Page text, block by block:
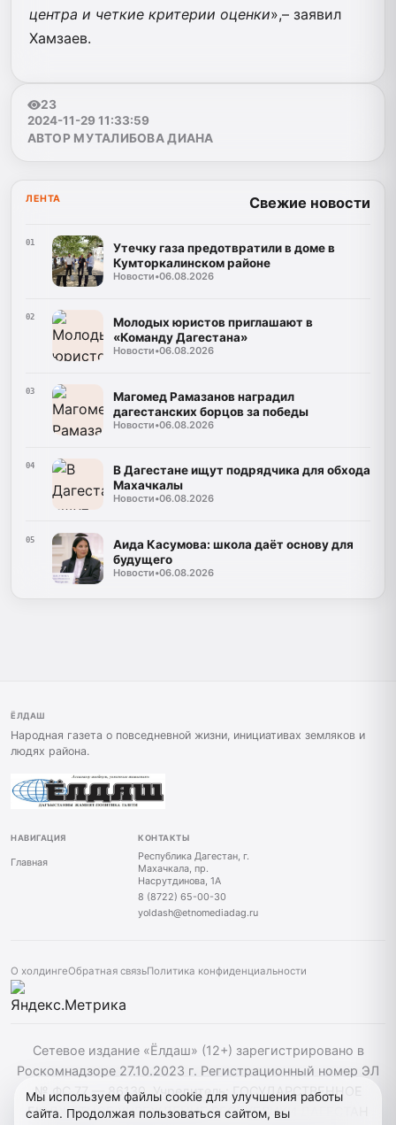
центра и четкие критерии оценки»,– заявил
Хамзаев.
23
2024-11-29 11:33:59
АВТОР МУТАЛИБОВА ДИАНА
ЛЕНТА Свежие новости
01
Утечку газа предотвратили в доме в
Кумторкалинском районе
Новости•06.08.2026
02
Молодых юристов приглашают в
«Команду Дагестана»
Новости•06.08.2026
03
Магомед Рамазанов наградил
дагестанских борцов за победы
Новости•06.08.2026
04
В Дагестане ищут подрядчика для обхода
Махачкалы
Новости•06.08.2026
05
Аида Касумова: школа даёт основу для
будущего
Новости•06.08.2026
ЁЛДАШ
Народная газета о повседневной жизни, инициативах земляков и
людях района.
НАВИГАЦИЯ
Главная
КОНТАКТЫ
Республика Дагестан, г.
Махачкала, пр.
Насрутдинова, 1А
8 (8722) 65-00-30
yoldash@etnomediadag.ru
О холдингеОбратная связьПолитика конфиденциальности
Сетевое издание «Ёлдаш» (12+) зарегистрировано в
Роскомнадзоре 27.10.2023 г. Регистрационный номер ЭЛ
№ ФС 77 — 86130. Учредитель: ГОСУДАРСТВЕННОЕ
БЮДЖЕТНОЕ УЧРЕЖДЕНИЕ РЕСПУБЛИКИ ДАГЕСТАН
Мы используем файлы cookie для улучшения работы
сайта. Продолжая пользоваться сайтом, вы